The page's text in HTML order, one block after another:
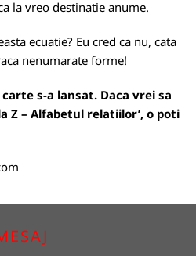
la vreo destinatie anume.
ecuatie? Eu cred ca nu, cata
nenumarate forme!
carte s-a lansat. Daca vrei sa
Z – Alfabetul relatiilor’, o poti